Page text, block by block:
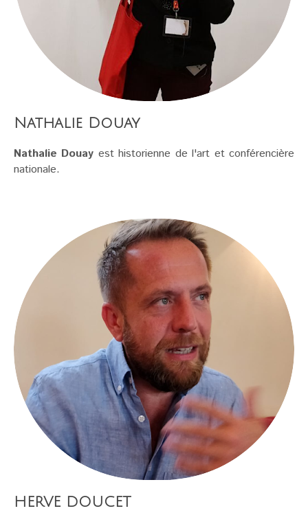
Nathalie Douay
Nathalie Douay est historienne de l'art et conférencière
nationale.
HERVE DOUCET